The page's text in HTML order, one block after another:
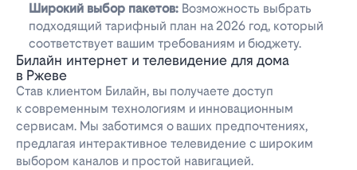
Широкий выбор пакетов: Возможность выбрать
подходящий тарифный план на 2026 год, который
соответствует вашим требованиям и бюджету.
Билайн интернет и телевидение для дома
в Ржеве
Став клиентом Билайн, вы получаете доступ
к современным технологиям и инновационным
сервисам. Мы заботимся о ваших предпочтениях,
предлагая интерактивное телевидение с широким
выбором каналов и простой навигацией.